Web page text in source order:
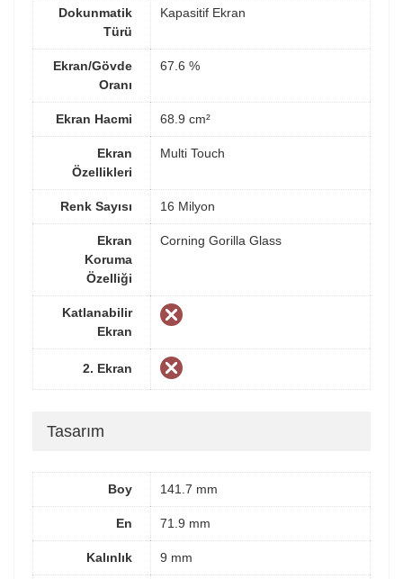
Dokunmatik
Türü
Kapasitif Ekran
Ekran/Gövde
Oranı
67.6 %
Ekran Hacmi 68.9 cm²
Ekran
Özellikleri
Multi Touch
Renk Sayısı 16 Milyon
Ekran
Koruma
Özelliği
Corning Gorilla Glass
Katlanabilir
Ekran
2. Ekran
Tasarım
Boy 141.7 mm
En 71.9 mm
Kalınlık 9 mm